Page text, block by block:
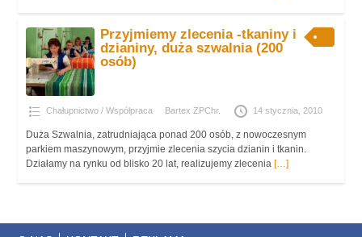
Przyjmiemy zlecenia -tkaniny i
dzianiny, duża szwalnia (200
osób)
Chałupnictwo / Współpraca Bartex ZPChr. 14 stycznia, 2010
Duża Szwalnia, zatrudniająca ponad 200 osób, z nowoczesnym
parkiem maszynowym, przyjmie zlecenia szycia dzianin i tkanin.
Działamy na rynku od blisko 20 lat, realizujemy zlecenia […]